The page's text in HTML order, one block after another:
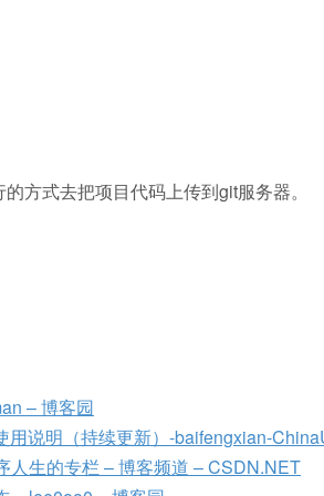
方式去把项目代码上传到git服务器。
– 博客园
用说明（持续更新）-baifengxian-
人生的专栏 – 博客频道 – CSDN.NET